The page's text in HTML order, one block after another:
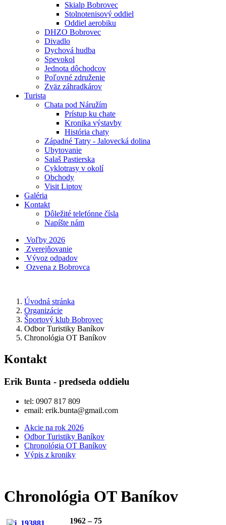
Skialp Bobrovec
Stolnotenisový oddiel
Oddiel aerobiku
DHZO Bobrovec
Divadlo
Dychová hudba
Spevokol
Jednota dôchodcov
Poľovné združenie
Zväz záhradkárov
Turista
Chata pod Náružím
Prístup ku chate
Kronika výstavby
História chaty
Západné Tatry - Jalovecká dolina
Ubytovanie
Salaš Pastierska
Cyklotrasy v okolí
Obchody
Visit Liptov
Galéria
Kontakt
Dôležité telefónne čísla
Napíšte nám
Voľby 2026
Zverejňovanie
Vývoz odpadov
Ozvena z Bobrovca
Úvodná stránka
Organizácie
Športový klub Bobrovec
Odbor Turistiky Baníkov
Chronológia OT Baníkov
Kontakt
Erik Bunta - predseda oddielu
tel: 0907 817 809
email: erik.bunta@gmail.com
Akcie na rok 2026
Odbor Turistiky Baníkov
Chronológia OT Baníkov
Výpis z kroniky
Chronológia OT Baníkov
1962 – 75